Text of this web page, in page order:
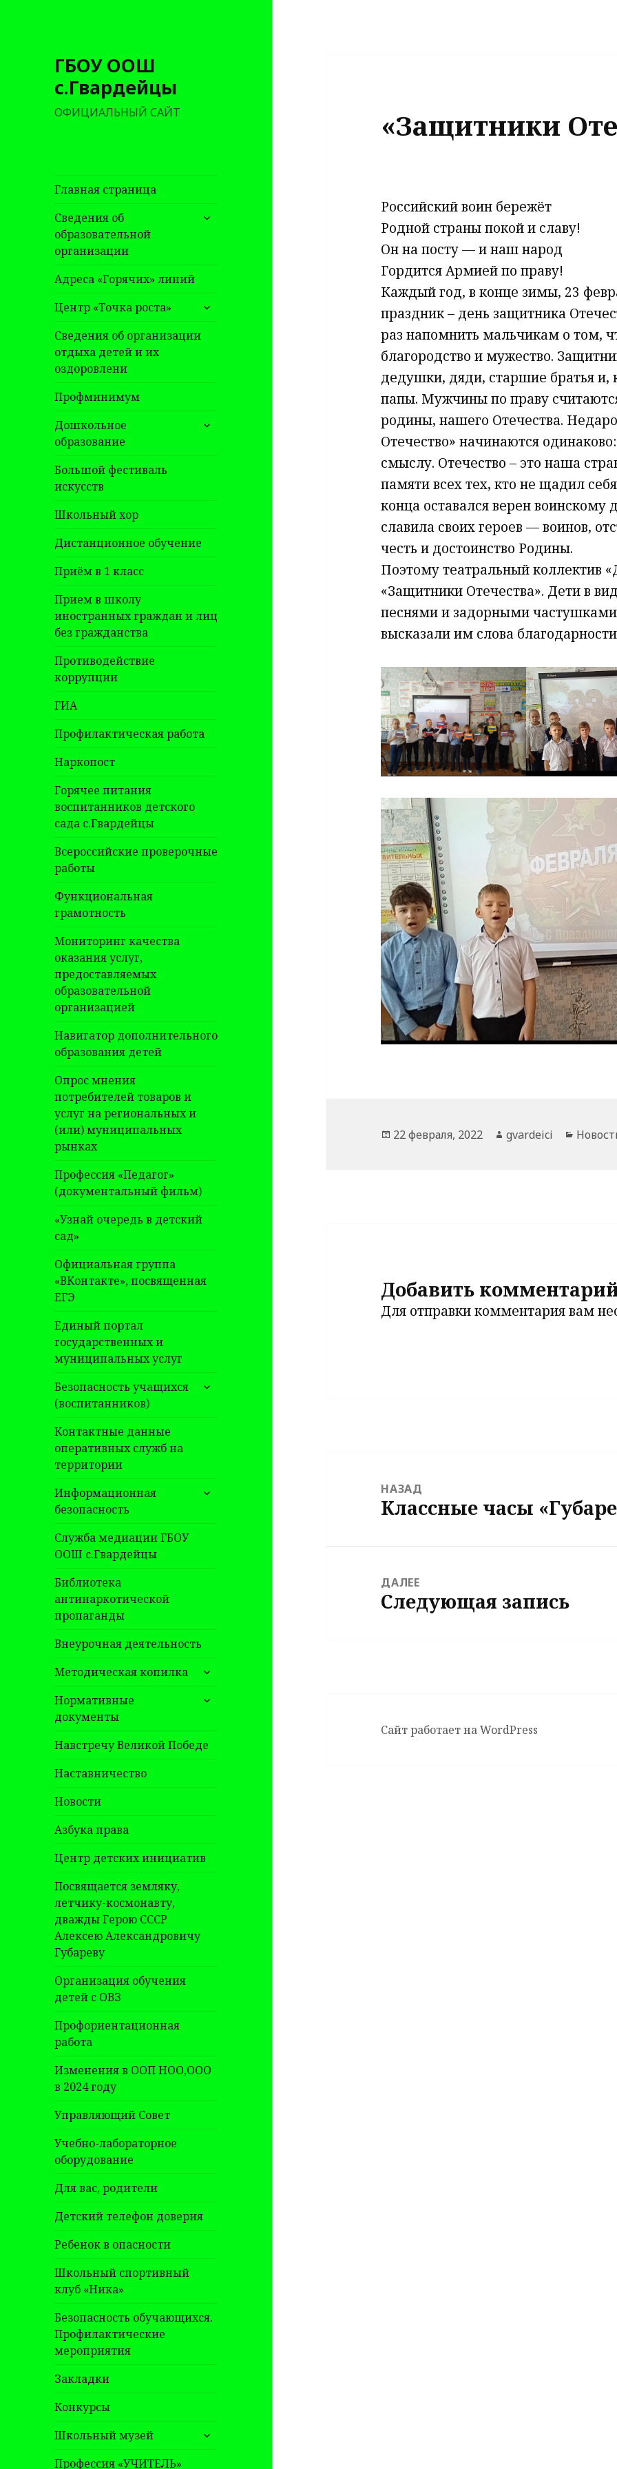
ГБОУ ООШ
с.Гвардейцы
ОФИЦИАЛЬНЫЙ САЙТ
Главная страница
Сведения об
образовательной
организации
раскрыть
Адреса «Горячих» линий
Центр «Точка роста»
раскрыть
дочернее
меню
Сведения об организации
отдыха детей и их
оздоровлени
Профминимум
Дошкольное
образование
раскрыть
Большой фестиваль
искусств
Школьный хор
Дистанционное обучение
Приём в 1 класс
Прием в школу
иностранных граждан и лиц
без гражданства
Противодействие
коррупции
ГИА
Профилактическая работа
Наркопост
Горячее питания
воспитанников детского
сада с.Гвардейцы
Всероссийские проверочные
работы
Функциональная
грамотность
Мониторинг качества
оказания услуг,
предоставляемых
образовательной
организацией
Навигатор дополнительного
образования детей
Опрос мнения
потребителей товаров и
услуг на региональных и
(или) муниципальных
рынках
Профессия «Педагог»
(документальный фильм)
«Узнай очередь в детский
сад»
Официальная группа
«ВКонтакте», посвященная
ЕГЭ
Единый портал
государственных и
муниципальных услуг
Безопасность учащихся
(воспитанников)
раскрыть
Контактные данные
оперативных служб на
территории
Информационная
безопасность
раскрыть
Служба медиации ГБОУ
ООШ с.Гвардейцы
Библиотека
антинаркотической
пропаганды
Внеурочная деятельность
Методическая копилка
раскрыть
дочернее
меню
Нормативные
документы
раскрыть
Навстречу Великой Победе
Наставничество
Новости
Азбука права
Центр детских инициатив
Посвящается земляку,
летчику-космонавту,
дважды Герою СССР
Алексею Александровичу
Губареву
Организация обучения
детей с ОВЗ
Профориентационная
работа
Изменения в ООП НОО,ООО
в 2024 году
Управляющий Совет
Учебно-лабораторное
оборудование
Для вас, родители
Детский телефон доверия
Ребенок в опасности
Школьный спортивный
клуб «Ника»
Безопасность обучающихся.
Профилактические
мероприятия
Закладки
Конкурсы
Школьный музей
раскрыть
дочернее
Профессия «УЧИТЕЛЬ»
«Защитники
Российский воин бережёт
Родной страны покой и славу!
Он на посту — и наш народ
Гордится Армией по праву!
Каждый год, в конце зимы, 23
праздник – день защитника
раз напомнить мальчикам о том,
благородство и мужество.
дедушки, дяди, старшие братья
папы. Мужчины по праву
родины, нашего Отечества.
Отечество» начинаются
смыслу. Отечество – это наша
памяти всех тех, кто не щадил
конца оставался верен воинскому
славила своих героев — воинов,
честь и достоинство Родины.
Поэтому театральный коллектив
«Защитники Отечества». Дети в
песнями и задорными
высказали им слова
Опубликовано
22 февраля, 2022 Автор
gvardeici
Добавить
Для отправки комментария вам
записям
НАЗАД
Предыдущая
Классные часы
ДАЛЕЕ
Следующая
Следующая запись
Сайт работает на WordPress